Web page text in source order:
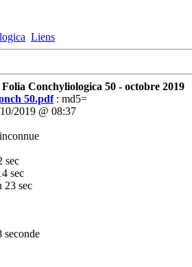
Liens
Folia Conchyliologica 50 - octobre 2019
50.pdf: md5=
2019 @ 08:37
sec
sec
23 sec
seconde